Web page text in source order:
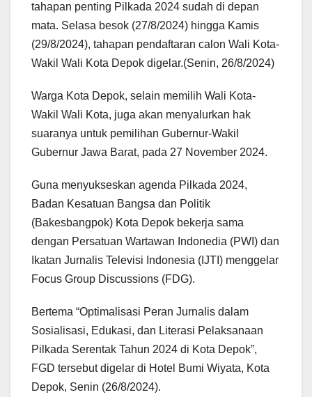
tahapan penting Pilkada 2024 sudah di depan
mata. Selasa besok (27/8/2024) hingga Kamis
(29/8/2024), tahapan pendaftaran calon Wali Kota-
Wakil Wali Kota Depok digelar.(Senin, 26/8/2024)
Warga Kota Depok, selain memilih Wali Kota-
Wakil Wali Kota, juga akan menyalurkan hak
suaranya untuk pemilihan Gubernur-Wakil
Gubernur Jawa Barat, pada 27 November 2024.
Guna menyukseskan agenda Pilkada 2024,
Badan Kesatuan Bangsa dan Politik
(Bakesbangpok) Kota Depok bekerja sama
dengan Persatuan Wartawan Indonedia (PWI) dan
Ikatan Jurnalis Televisi Indonesia (IJTI) menggelar
Focus Group Discussions (FDG).
Bertema “Optimalisasi Peran Jurnalis dalam
Sosialisasi, Edukasi, dan Literasi Pelaksanaan
Pilkada Serentak Tahun 2024 di Kota Depok”,
FGD tersebut digelar di Hotel Bumi Wiyata, Kota
Depok, Senin (26/8/2024).